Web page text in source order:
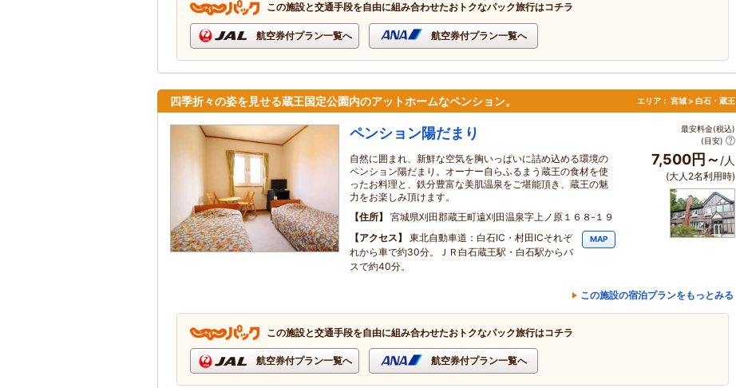
この施設と交通手段を自由に組み合わせたおトクなパック旅行はコチラ
航空券付プラン一覧へ 航空券付プラン一覧へ
四季折々の姿を見せる蔵王国定公園内のアットホームなペンション。 エリア： 宮城 > 白石・蔵王
ペンション陽だまり
自然に囲まれ、新鮮な空気を胸いっぱいに詰め込める環境の
ペンション陽だまり。オーナー自らふるまう蔵王の食材を使
ったお料理と、鉄分豊富な美肌温泉をご堪能頂き、蔵王の魅
力をお楽しみ頂けます。
住所
宮城県刈田郡蔵王町遠刈田温泉字上ノ原１６８‐１９
アクセス
東北自動車道：白石IC・村田ICそれぞ
れから車で約30分。ＪＲ白石蔵王駅・白石駅からバ
スで約40分。
MAP
最安料金(税込)
(目安)
7,500円～ /人
(大人2名利用時)
この施設の宿泊プランをもっとみる
この施設と交通手段を自由に組み合わせたおトクなパック旅行はコチラ
航空券付プラン一覧へ 航空券付プラン一覧へ